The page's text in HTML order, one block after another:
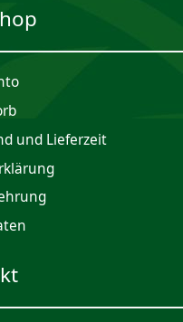
und Lieferzeit